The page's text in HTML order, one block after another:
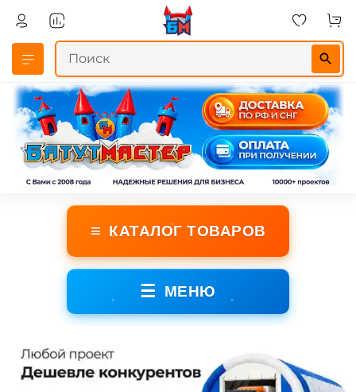
≡ КАТАЛОГ ТОВАРОВ
☰ МЕНЮ